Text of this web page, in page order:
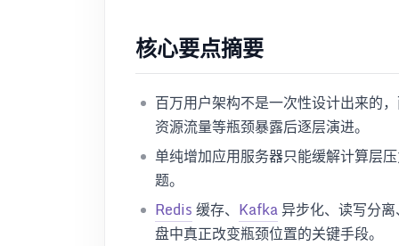
核心要点摘要
百万用户架构不是一次性设计出来的
资源流量等瓶颈暴露后逐层演进。
单纯增加应用服务器只能缓解计算层
题。
Redis缓存、 Kafka异步化、读写分
盘中真正改变瓶颈位置的关键手段。